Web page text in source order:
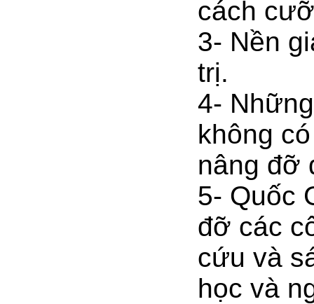
cách
3- Nền
trị.
4-
không
nâng đỡ
5- Quốc
đỡ các
cứu và
học và